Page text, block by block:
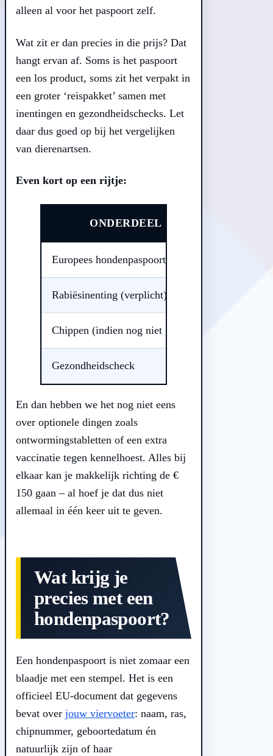
alleen al voor het paspoort zelf.
Wat zit er dan precies in die prijs? Dat
hangt ervan af. Soms is het paspoort
een los product, soms zit het verpakt in
een groter ‘reispakket’ samen met
inentingen en gezondheidschecks. Let
daar dus goed op bij het vergelijken
van dierenartsen.
Even kort op een rijtje:
ONDERDEEL
Europees hondenpaspoort
Rabiësinenting (verplicht)
Chippen (indien nog niet gedaan)
Gezondheidscheck
En dan hebben we het nog niet eens
over optionele dingen zoals
ontwormingstabletten of een extra
vaccinatie tegen kennelhoest. Alles bij
elkaar kan je makkelijk richting de €
150 gaan – al hoef je dat dus niet
allemaal in één keer uit te geven.
Wat krijg je
precies met een
hondenpaspoort?
Een hondenpaspoort is niet zomaar een
blaadje met een stempel. Het is een
officieel EU-document dat gegevens
bevat over jouw viervoeter: naam, ras,
chipnummer, geboortedatum én
natuurlijk zijn of haar